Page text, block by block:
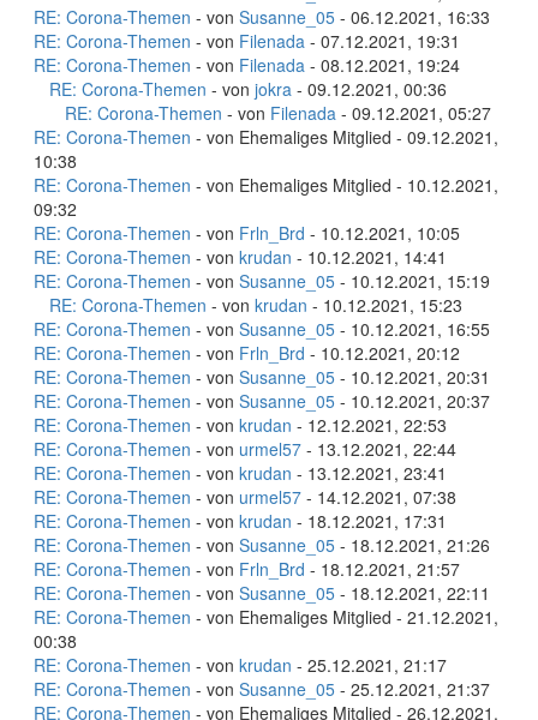
RE: Corona-Themen - von Susanne_05 - 06.12.2021, 16:33
RE: Corona-Themen - von Filenada - 07.12.2021, 19:31
RE: Corona-Themen - von Filenada - 08.12.2021, 19:24
RE: Corona-Themen - von jokra - 09.12.2021, 00:36
RE: Corona-Themen - von Filenada - 09.12.2021, 05:27
RE: Corona-Themen - von Ehemaliges Mitglied - 09.12.2021,
10:38
RE: Corona-Themen - von Ehemaliges Mitglied - 10.12.2021,
09:32
RE: Corona-Themen - von Frln_Brd - 10.12.2021, 10:05
RE: Corona-Themen - von krudan - 10.12.2021, 14:41
RE: Corona-Themen - von Susanne_05 - 10.12.2021, 15:19
RE: Corona-Themen - von krudan - 10.12.2021, 15:23
RE: Corona-Themen - von Susanne_05 - 10.12.2021, 16:55
RE: Corona-Themen - von Frln_Brd - 10.12.2021, 20:12
RE: Corona-Themen - von Susanne_05 - 10.12.2021, 20:31
RE: Corona-Themen - von Susanne_05 - 10.12.2021, 20:37
RE: Corona-Themen - von krudan - 12.12.2021, 22:53
RE: Corona-Themen - von urmel57 - 13.12.2021, 22:44
RE: Corona-Themen - von krudan - 13.12.2021, 23:41
RE: Corona-Themen - von urmel57 - 14.12.2021, 07:38
RE: Corona-Themen - von krudan - 18.12.2021, 17:31
RE: Corona-Themen - von Susanne_05 - 18.12.2021, 21:26
RE: Corona-Themen - von Frln_Brd - 18.12.2021, 21:57
RE: Corona-Themen - von Susanne_05 - 18.12.2021, 22:11
RE: Corona-Themen - von Ehemaliges Mitglied - 21.12.2021,
00:38
RE: Corona-Themen - von krudan - 25.12.2021, 21:17
RE: Corona-Themen - von Susanne_05 - 25.12.2021, 21:37
RE: Corona-Themen - von Ehemaliges Mitglied - 26.12.2021,